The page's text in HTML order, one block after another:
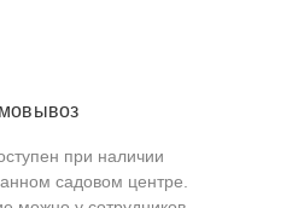
при наличии
садовом центре.